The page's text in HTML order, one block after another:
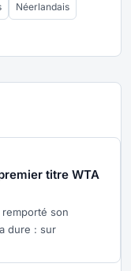
Néerlandais
titre WTA
son
dure : sur